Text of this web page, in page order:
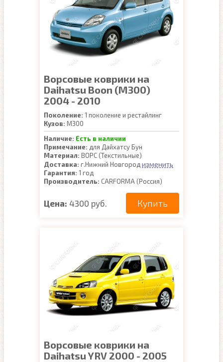
Ворсовые коврики на
Daihatsu Boon (M300)
2004 - 2010
Поколение: 1 поколение и рестайлинг
Кузов: M300
Наличие: Есть в наличии
Примечание: для Дайхатсу Бун
Материал: ВОРС (Текстильные)
Доставка: г.Нижний Новгород изменить
Гарантия: 1 год
Производитель: CARFORMA (Россия)
Цена: 4300 руб. Купить
Ворсовые коврики на
Daihatsu YRV 2000 - 2005